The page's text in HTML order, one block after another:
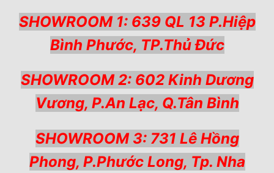
SHOWROOM 1: 639 QL 13 P.Hiệp
Bình Phước, TP.Thủ Đức
SHOWROOM 2: 602 Kinh Dương
Vương, P.An Lạc, Q.Tân Bình
SHOWROOM 3: 731 Lê Hồng
Phong, P.Phước Long, Tp. Nha